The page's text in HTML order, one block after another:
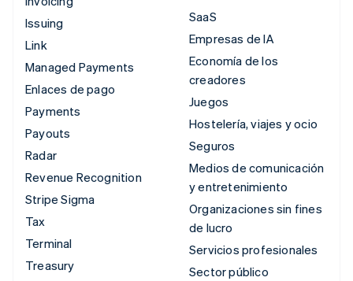
Issuing
Link
Managed Payments
Enlaces de pago
Payments
Payouts
Radar
Revenue Recognition
Stripe Sigma
Tax
Terminal
Treasury
SaaS
Empresas de IA
Economía de los
creadores
Juegos
Hostelería, viajes y ocio
Seguros
Medios de comunicación
y entretenimiento
Organizaciones sin fines
de lucro
Servicios profesionales
Sector público